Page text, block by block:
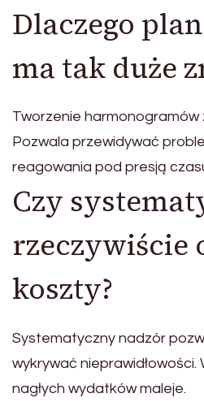
Dlaczego
ma tak duże
Tworzenie harmonogramów
Pozwala przewidywać
reagowania pod presją
Czy
rzeczywiście
koszty?
Systematyczny nadzór
wykrywać nieprawidłowości.
nagłych wydatków maleje.